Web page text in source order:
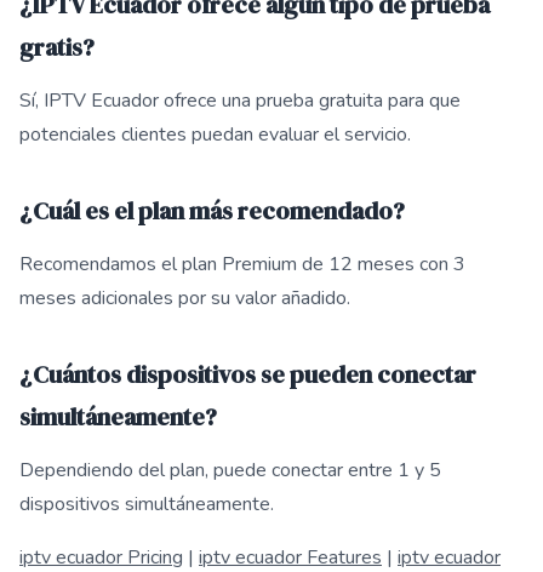
gratis?
Sí, IPTV Ecuador ofrece una prueba gratuita para que
potenciales clientes puedan evaluar el servicio.
¿Cuál es el plan más recomendado?
Recomendamos el plan Premium de 12 meses con 3
meses adicionales por su valor añadido.
¿Cuántos dispositivos se pueden conectar
simultáneamente?
Dependiendo del plan, puede conectar entre 1 y 5
dispositivos simultáneamente.
iptv ecuador Pricing | iptv ecuador Features | iptv ecuador